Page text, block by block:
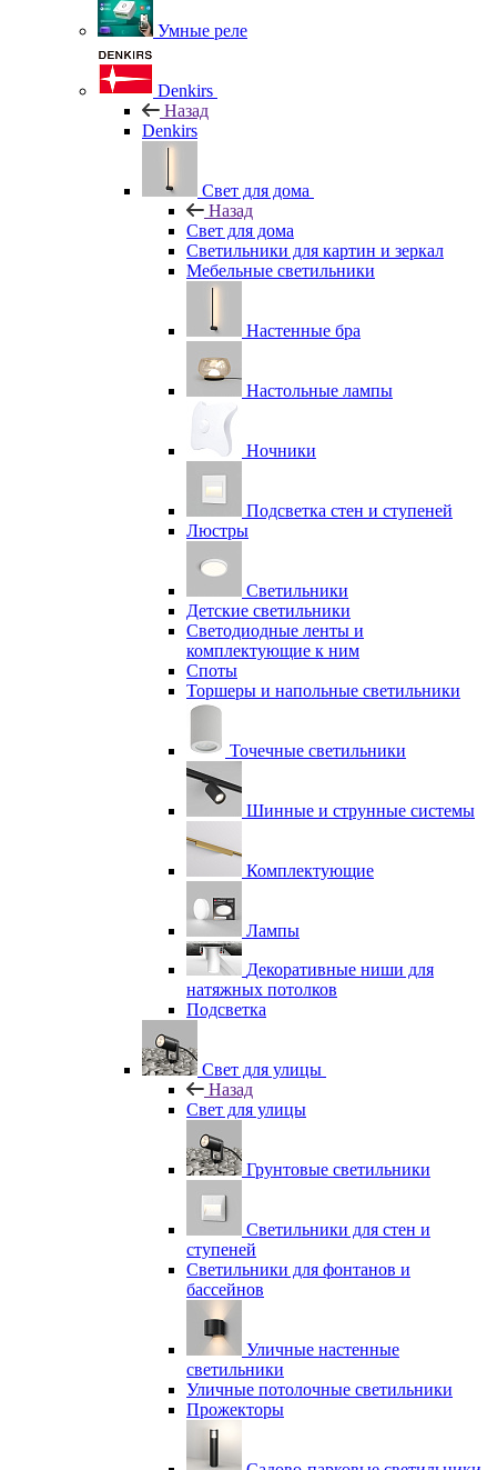
Умные реле
Denkirs
Назад
Denkirs
Свет для дома
Назад
Свет для дома
Светильники для картин и зеркал
Мебельные светильники
Настенные бра
Настольные лампы
Ночники
Подсветка стен и ступеней
Люстры
Светильники
Детские светильники
Светодиодные ленты и
комплектующие к ним
Споты
Торшеры и напольные светильники
Точечные светильники
Шинные и струнные системы
Комплектующие
Лампы
Декоративные ниши для
натяжных потолков
Подсветка
Свет для улицы
Назад
Свет для улицы
Грунтовые светильники
Светильники для стен и
ступеней
Светильники для фонтанов и
бассейнов
Уличные настенные
светильники
Уличные потолочные светильники
Прожекторы